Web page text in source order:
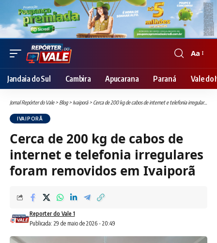
Font
Resizer
Aa
Jandaia do Sul Cambira Apucarana Paraná Vale do
Jornal Repórter do Vale> Blog> Ivaiporã> Cerca de 200 kg de cabos de internet e telefonia irregulares foram removidos em Ivaiporã
IVAIPORÃ
Cerca de 200 kg de cabos de
internet e telefonia irregulares
foram removidos em Ivaiporã
Publicada: 29 de maio de 2026 - 20:49
Reporter do Vale 1